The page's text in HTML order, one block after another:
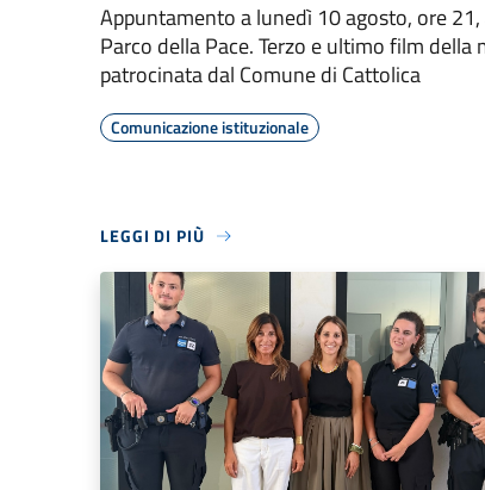
Appuntamento a lunedì 10 agosto, ore
Parco della Pace. Terzo e ultimo film
patrocinata dal Comune di Cattolica
Comunicazione istituzionale
LEGGI DI PIÙ